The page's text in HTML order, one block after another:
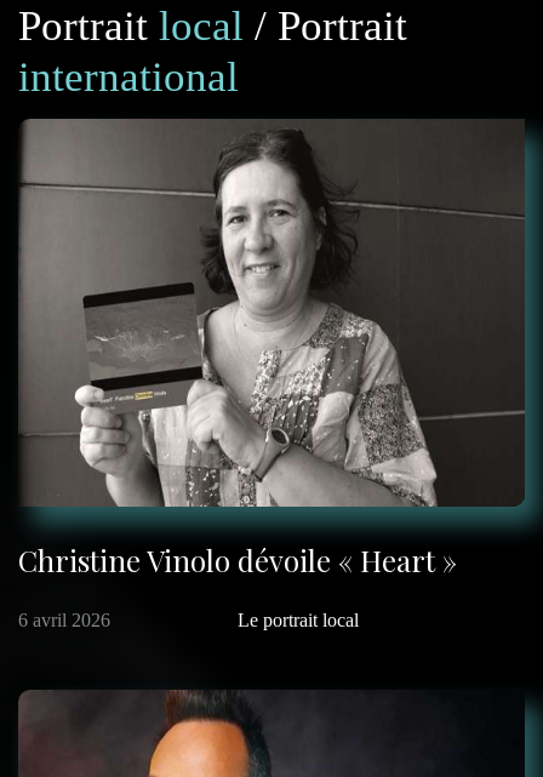
Portrait local / Portrait
international
Christine Vinolo dévoile « Heart »
6 avril 2026 Le portrait local